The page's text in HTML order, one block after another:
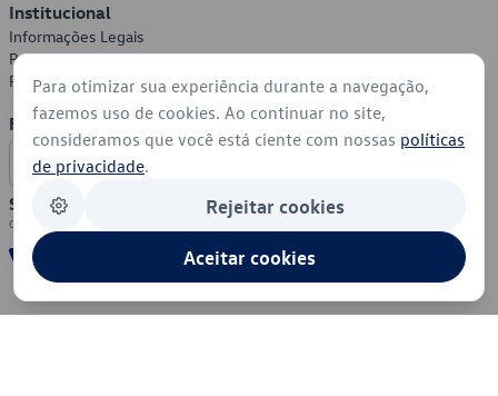
Institucional
Informações Legais
Política de Privacidade
Política de Cookies
Formas de Pagamento
Segurança
Para otimizar sua experiência durante a navegação,
fazemos uso de cookies. Ao continuar no site,
consideramos que você está ciente com nossas políticas
de privacidade.
Rejeitar cookies
Aceitar cookies